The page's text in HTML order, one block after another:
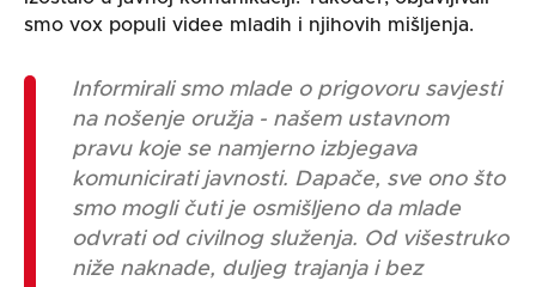
smo vox populi videe mladih i njihovih mišljenja.
Informirali smo mlade o prigovoru savjesti
na nošenje oružja - našem ustavnom
pravu koje se namjerno izbjegava
komunicirati javnosti. Dapače, sve ono što
smo mogli čuti je osmišljeno da mlade
odvrati od civilnog služenja. Od višestruko
niže naknade, duljeg trajanja i bez